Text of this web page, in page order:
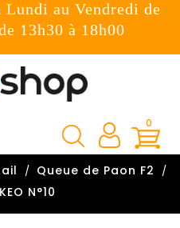
au Vendredi de
13h30 à 18h00

0
Queue de Paon F2
N°10
products in your wish
Connexion